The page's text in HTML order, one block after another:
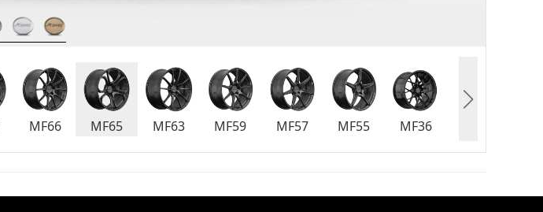
MF66 MF65 MF63 MF59 MF57 MF55 MF36